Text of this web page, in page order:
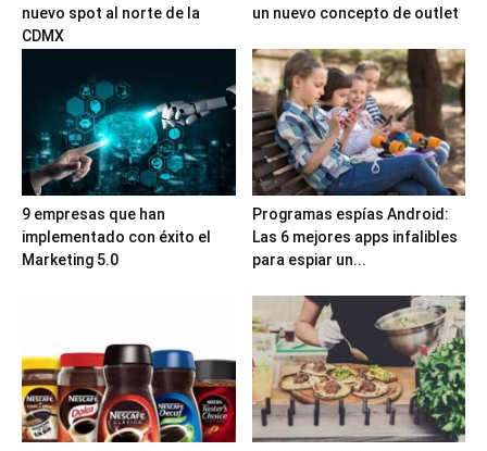
nuevo spot al norte de la
CDMX
un nuevo concepto de outlet
9 empresas que han
implementado con éxito el
Marketing 5.0
Programas espías Android:
Las 6 mejores apps infalibles
para espiar un...